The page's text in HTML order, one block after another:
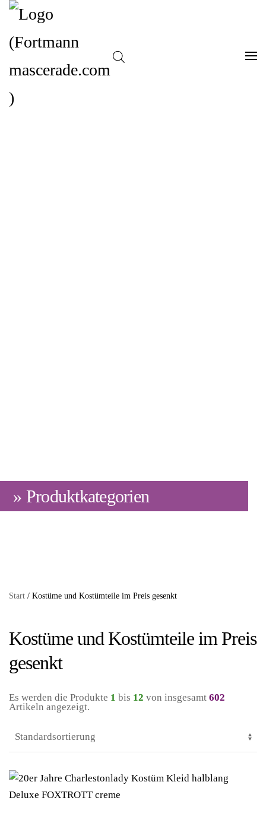
» Produktkategorien
Start / Kostüme und Kostümteile im Preis gesenkt
Kostüme und Kostümteile im Preis
gesenkt
Es werden die Produkte 1 bis 12 von insgesamt 602
Artikeln angezeigt.